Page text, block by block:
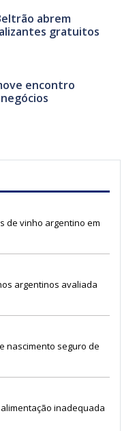
abrem
gratuitos
encontro
de vinho argentino em
argentinos avaliada
nascimento seguro de
inadequada